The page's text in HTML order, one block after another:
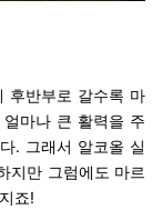
후반부로 갈수록 마
마나 큰 활력을 주
. 그래서 알코올 실
지만 그럼에도 마르
죠!